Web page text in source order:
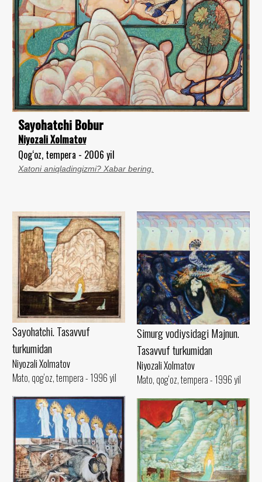
Sayohatchi Bobur
Niyozali Xolmatov
Qog‘oz, tempera - 2006 yil
Xatoni aniqladingizmi? Xabar bering.
Sayohatchi. Tasavvuf
turkumidan
Niyozali Xolmatov
Mato, qog‘oz, tempera - 1996 yil
Simurg vodiysidagi Majnun.
Tasavvuf turkumidan
Niyozali Xolmatov
Mato, qog‘oz, tempera - 1996 yil